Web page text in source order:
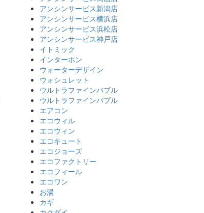
アンシンサービス新潟店
アンシンサービス横浜店
アンシンサービス浜松店
アンシンサービス神戸店
イトミック
インターホン
ウォーターデザイン
ウォシュレット
ウルトラファインバブル
ウルトラファインバブル
エアコン
エコウィル
エコウィン
エコキュート
エコジョーズ
エコファクトリー
エコフィール
エコワン
お湯
カギ